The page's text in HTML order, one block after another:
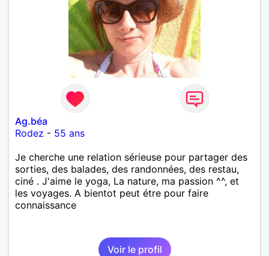
Ag.béa
Rodez - 55 ans
Je cherche une relation sérieuse pour partager des
sorties, des balades, des randonnées, des restau,
ciné . J'aime le yoga, La nature, ma passion ^^, et
les voyages. A bientot peut étre pour faire
connaissance
Voir le profil